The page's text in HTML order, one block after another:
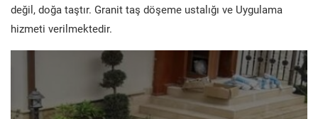
değil, doğa taştır. Granit taş döşeme ustalığı ve Uygulama
hizmeti verilmektedir.